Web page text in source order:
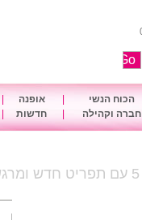
הכוח הנשי אופנה
חברה וקהילה חדשות